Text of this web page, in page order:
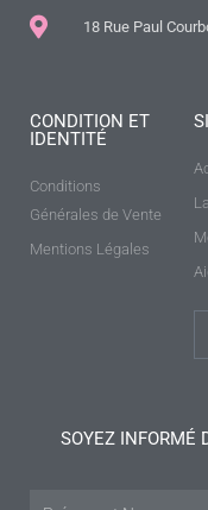
18 Rue Paul
CONDITION ET
IDENTITÉ
Conditions
Générales de Vente
Mentions Légales
SOYEZ INFORMÉ